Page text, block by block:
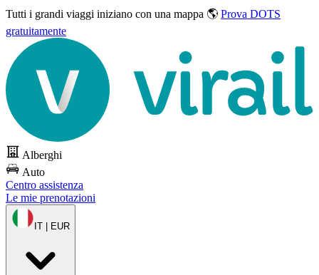
Tutti i grandi viaggi iniziano con una mappa 🌎 Prova DOTS
gratuitamente
Alberghi
Auto
Centro assistenza
Le mie prenotazioni
IT | EUR